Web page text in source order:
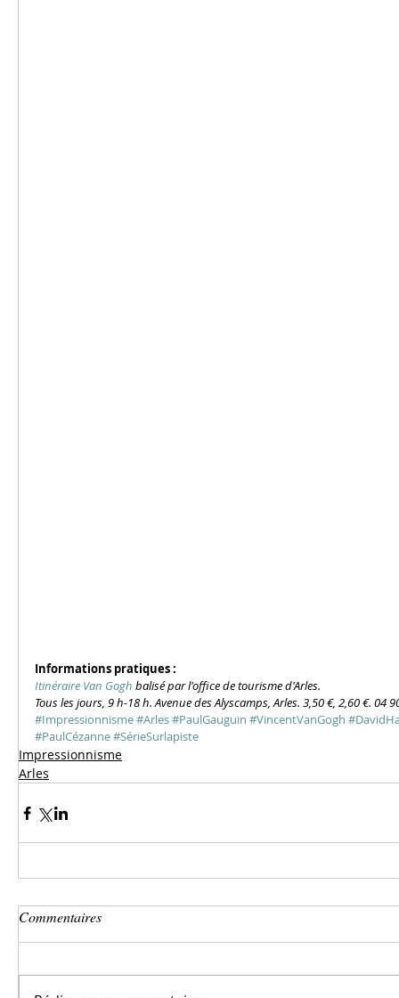
Informations pratiques :
Itinéraire Van Gogh balisé par l'office de tourisme d'Arles.
Tous les jours, 9 h-18 h. Avenue des Alyscamps, Arles. 3,50 €, 2,60 €. 04
#Impressionnisme#Arles#PaulGauguin #VincentVanGogh
#PaulCézanne#SérieSurlapiste
Impressionnisme
Arles
Commentaires